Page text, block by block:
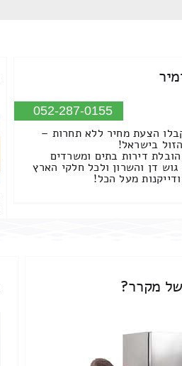
052-287-0155
הצעת מחיר ללא תחרות –
בישראל!
דירות בתים ומשרדים
דן והשרון ולכל חלקי הארץ
מעל הכל!
מקרר?